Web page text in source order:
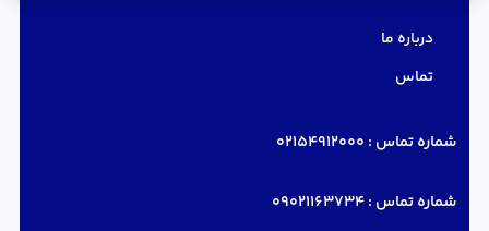
درباره ما
تماس
شماره تماس : 02154912000
شماره تماس :09021163734